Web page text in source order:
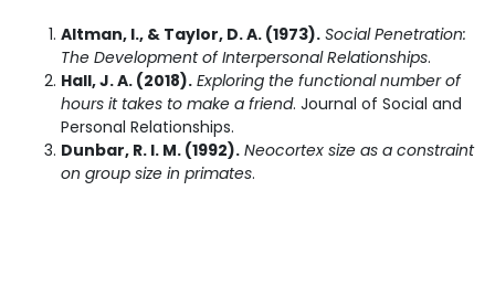
Altman, I., & Taylor, D. A. (1973). Social Penetration:
The Development of Interpersonal Relationships.
Hall, J. A. (2018). Exploring the functional number of
hours it takes to make a friend. Journal of Social and
Personal Relationships.
Dunbar, R. I. M. (1992). Neocortex size as a constraint
on group size in primates.